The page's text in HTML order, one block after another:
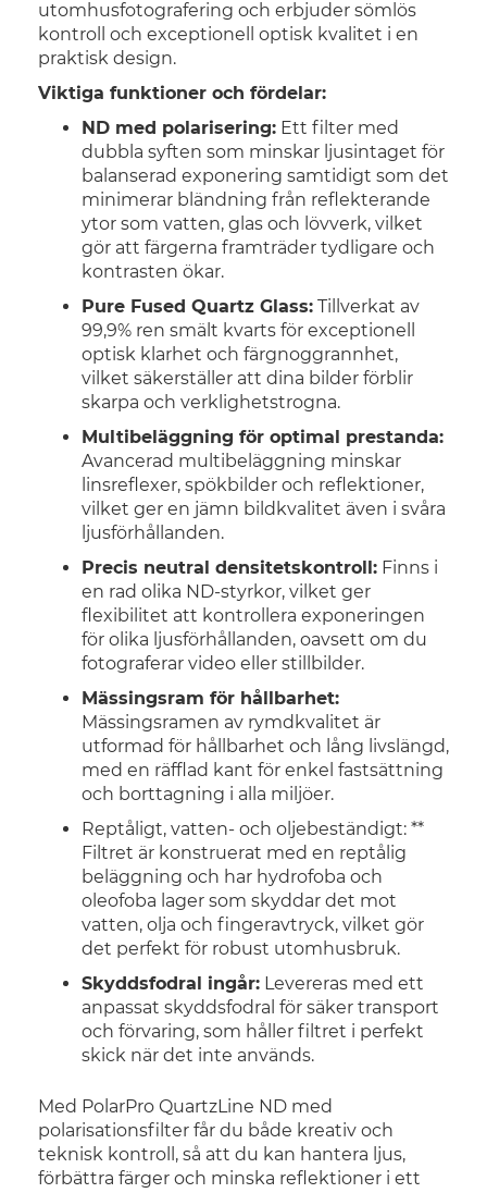
utomhusfotografering och erbjuder sömlös
kontroll och exceptionell optisk kvalitet i en
praktisk design.
Viktiga funktioner och fördelar:
ND med polarisering: Ett filter med
dubbla syften som minskar ljusintaget för
balanserad exponering samtidigt som det
minimerar bländning från reflekterande
ytor som vatten, glas och lövverk, vilket
gör att färgerna framträder tydligare och
kontrasten ökar.
Pure Fused Quartz Glass: Tillverkat av
99,9% ren smält kvarts för exceptionell
optisk klarhet och färgnoggrannhet,
vilket säkerställer att dina bilder förblir
skarpa och verklighetstrogna.
Multibeläggning för optimal prestanda:
Avancerad multibeläggning minskar
linsreflexer, spökbilder och reflektioner,
vilket ger en jämn bildkvalitet även i svåra
ljusförhållanden.
Precis neutral densitetskontroll: Finns i
en rad olika ND-styrkor, vilket ger
flexibilitet att kontrollera exponeringen
för olika ljusförhållanden, oavsett om du
fotograferar video eller stillbilder.
Mässingsram för hållbarhet:
Mässingsramen av rymdkvalitet är
utformad för hållbarhet och lång livslängd,
med en räfflad kant för enkel fastsättning
och borttagning i alla miljöer.
Reptåligt, vatten- och oljebeständigt: **
Filtret är konstruerat med en reptålig
beläggning och har hydrofoba och
oleofoba lager som skyddar det mot
vatten, olja och fingeravtryck, vilket gör
det perfekt för robust utomhusbruk.
Skyddsfodral ingår: Levereras med ett
anpassat skyddsfodral för säker transport
och förvaring, som håller filtret i perfekt
skick när det inte används.
Med PolarPro QuartzLine ND med
polarisationsfilter får du både kreativ och
teknisk kontroll, så att du kan hantera ljus,
förbättra färger och minska reflektioner i ett